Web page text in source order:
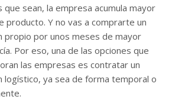
que sean, la empresa acumula mayor
producto. Y no vas a comprarte un
propio por unos meses de mayor
Por eso, una de las opciones que
las empresas es contratar un
logístico, ya sea de forma temporal o